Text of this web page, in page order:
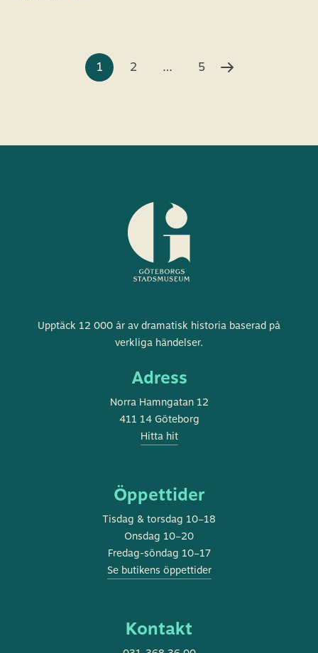
1 2 … 5
Göteborgs
stadsmuseum
Upptäck 12 000 år av dramatisk historia baserad på
verkliga händelser.
Adress
Norra Hamngatan 12
411 14 Göteborg
Hitta hit
Öppettider
Tisdag & torsdag 10–18
Onsdag 10–20
Fredag-söndag 10–17
Se butikens öppettider
Kontakt